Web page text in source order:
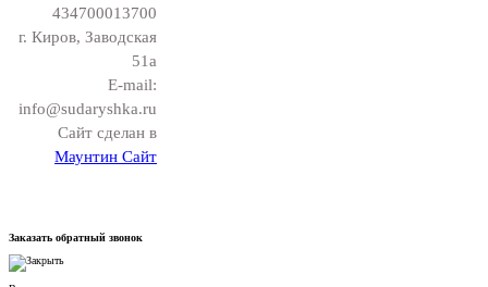
434700013700
г. Киров, Заводская
51а
E-mail:
info@sudaryshka.ru
Сайт сделан в
Маунтин Сайт
Заказать обратный звонок